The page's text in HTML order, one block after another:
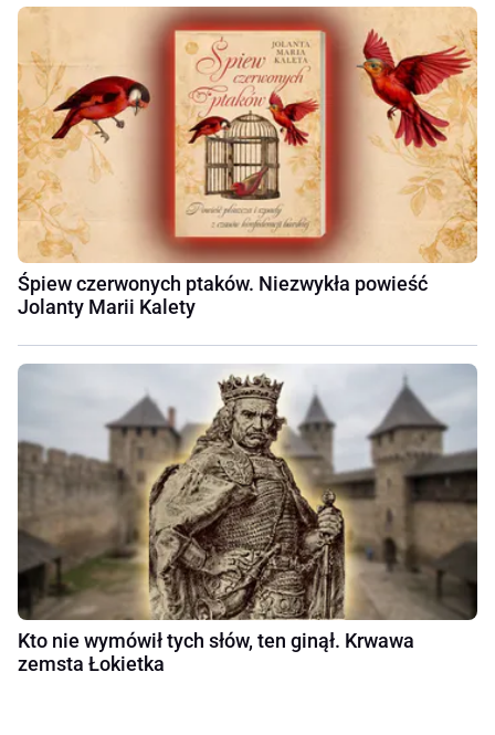
Śpiew czerwonych ptaków. Niezwykła powieść
Jolanty Marii Kalety
Kto nie wymówił tych słów, ten ginął. Krwawa
zemsta Łokietka